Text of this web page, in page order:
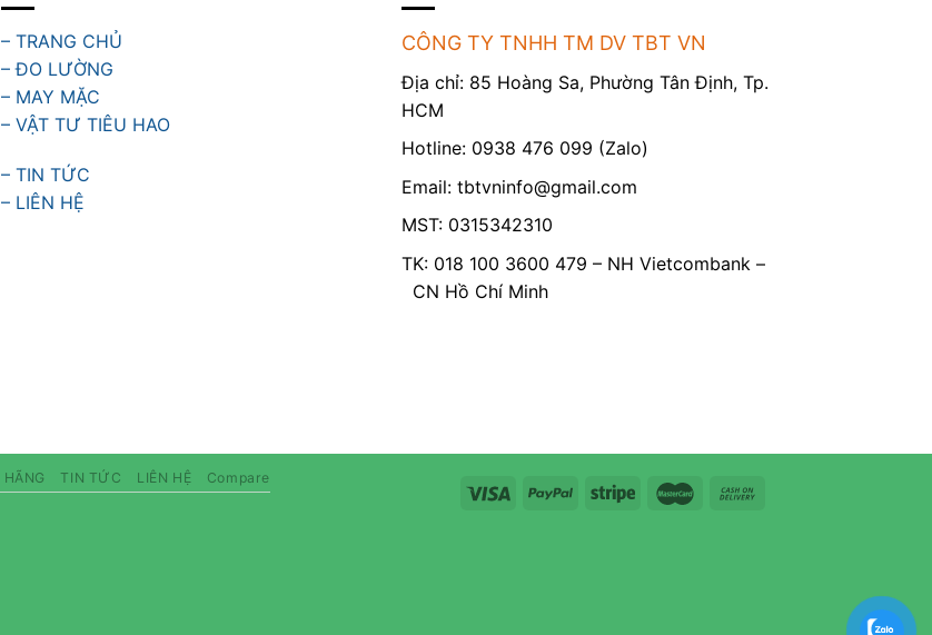
– TRANG CHỦ
– ĐO LƯỜNG
– MAY MẶC
– VẬT TƯ TIÊU HAO
– TIN TỨC
– LIÊN HỆ
CÔNG TY TNHH TM DV TBT VN
Địa chỉ: 85 Hoàng Sa, Phường Tân Định, Tp.
HCM
Hotline: 0938 476 099 (Zalo)
Email: tbtvninfo@gmail.com
MST: 0315342310
TK: 018 100 3600 479 – NH Vietcombank –
CN Hồ Chí Minh
HÃNG TIN TỨC LIÊN HỆ Compare